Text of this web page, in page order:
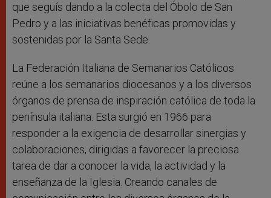
que seguís dando a la colecta del Óbolo de San
Pedro y a las iniciativas benéficas promovidas y
sostenidas por la Santa Sede.
La Federación Italiana de Semanarios Católicos
reúne a los semanarios diocesanos y a los diversos
órganos de prensa de inspiración católica de toda la
península italiana. Esta surgió en 1966 para
responder a la exigencia de desarrollar sinergias y
colaboraciones, dirigidas a favorecer la preciosa
tarea de dar a conocer la vida, la actividad y la
enseñanza de la Iglesia. Creando canales de